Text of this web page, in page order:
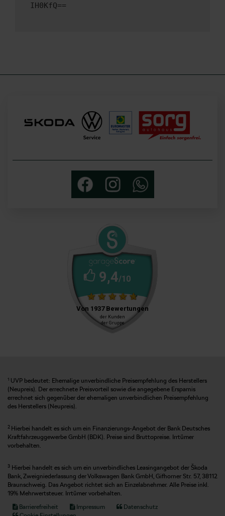
IH0KfQ==
1 UVP bedeutet: Ehemalige unverbindliche Preisempfehlung des Herstellers
(Neupreis). Der errechnete Preisvorteil sowie die angegebene Ersparnis
errechnet sich gegenüber der ehemaligen unverbindlichen Preisempfehlung
des Herstellers (Neupreis).
2 Hierbei handelt es sich um ein Finanzierungs-Angebot der Bank Deutsches
Kraftfahrzeuggewerbe GmbH (BDK). Preise sind Bruttopreise. Irrtümer
vorbehalten.
3 Hierbei handelt es sich um ein unverbindliches Leasingangebot der Škoda
Bank, Zweigniederlassung der Volkswagen Bank GmbH, Gifhorner Str. 57, 38112
Braunschweig. Das Angebot richtet sich an Einzelabnehmer. Alle Preise inkl.
19% Mehrwertsteuer. Irrtümer vorbehalten.
Barrierefreiheit
Impressum
Datenschutz